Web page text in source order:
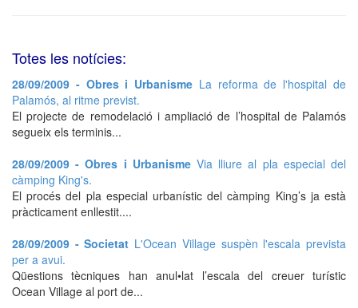
Totes les notícies:
28/09/2009 - Obres i Urbanisme La reforma de l'hospital de
Palamós, al ritme previst.
El projecte de remodelació i ampliació de l’hospital de Palamós
segueix els terminis...
28/09/2009 - Obres i Urbanisme Via lliure al pla especial del
càmping King's.
El procés del pla especial urbanístic del càmping King’s ja està
pràcticament enllestit....
28/09/2009 - Societat L'Ocean Village suspèn l'escala prevista
per a avui.
Qüestions tècniques han anul•lat l’escala del creuer turístic
Ocean Village al port de...